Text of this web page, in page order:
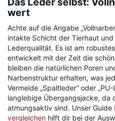
wert
Achte auf die Angabe
intakte Schicht der Tierhaut
Lederqualität. Es ist am
entwickelt mit der Zeit die
bleiben die natürlichen Poren
Narbenstruktur erhalten, was
Vermeide „Spaltleder“ oder
langlebige Übergangsjacke, da
atmungsaktiv sind. Unser Guide
vergleichen hilft dir bei der